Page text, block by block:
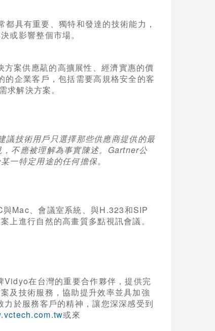
具有重要、獨特和發達的技術能力，
或影響整個市場。
案供應髚的高擴展性、經濟實惠的價
企業客戶，包括需要高規格安全的客
解決方案。
議技術用戶只選擇那些供應商提供的最
不應被理解為事實陳述。Gartner公
一特定用途的任何擔保。
Mac、會議室系統、與H.323和SIP
上進行自然的高畫質多點視訊會議。
在台灣的重要合作夥伴，提供完
及技術服務，協助提升效率並具加強
於服務客戶的精神，讓您深深感受到
或來